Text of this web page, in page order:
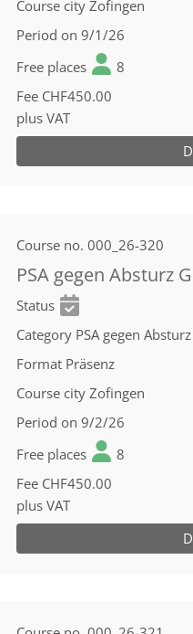
Course city Zofingen
Period on 9/1/26
Free places
8
Fee CHF450.00
plus VAT
Course no. 000_26-320
PSA gegen Absturz
Status
Category PSA gegen Absturz
Format Präsenz
Course city Zofingen
Period on 9/2/26
Free places
8
Fee CHF450.00
plus VAT